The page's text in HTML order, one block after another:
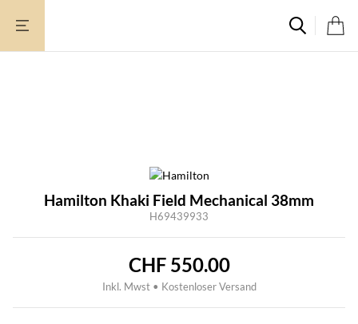
Inhalt
Hamilton Khaki Field Mechanical 38mm
H69439933
CHF550.00
Inkl. Mwst • Kostenloser Versand